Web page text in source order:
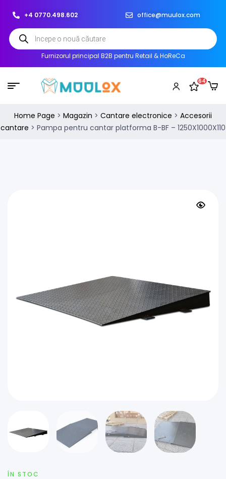
+4 0770.498.602 office@muulox.com
Furnizorul principal B2B pentru Retail & HoReCa
64
Home Page > Magazin > Cantare electronice > Accesorii
cantare > Pampa pentru cantar platforma B-BF – 1250X1000X110
ÎN STOC